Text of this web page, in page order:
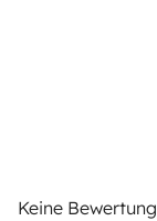
Keine Bewertung